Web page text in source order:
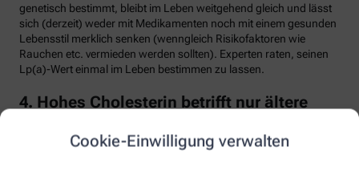
Cookie-Einwilligung verwalten
genetisch bestimmt, bleibt im Leben weitgehend gleich und lässt
sich (derzeit) weder mit Medikamenten noch mit einem gesunden
Lebensstil merklich senken (wenngleich Risikofaktoren wie
Rauchen etc. vermieden werden sollten). Experten raten, seinen
Lp(a)-Wert einmal im Leben bestimmen zu lassen.
4. Hohes Cholesterin betrifft nur ältere
Falsch. Zwar steigt das Risiko für erhöhte Cholesterinwerte mit